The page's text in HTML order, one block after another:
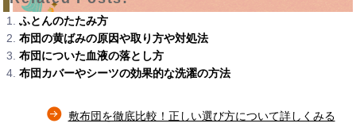
ふとんのたたみ方
布団の黄ばみの原因や取り方や対処法
布団についた血液の落とし方
布団カバーやシーツの効果的な洗濯の方法
敷布団を徹底比較！正しい選び方について詳しくみる